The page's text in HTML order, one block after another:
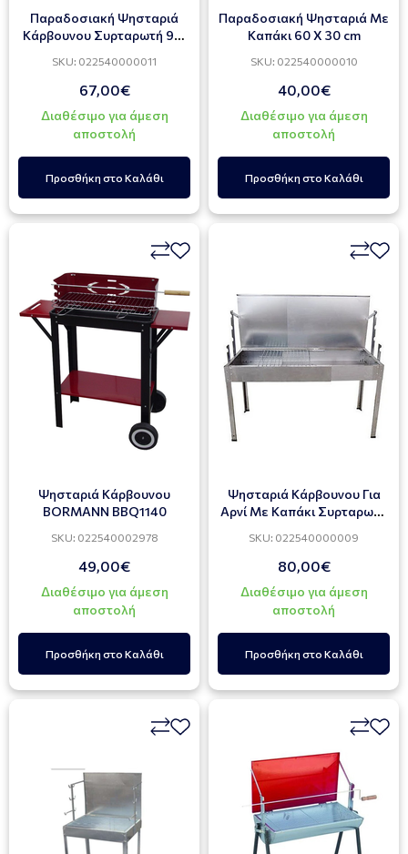
Παραδοσιακή Ψησταριά
Κάρβουνου Συρταρωτή 95-
SKU: 022540000011
67,00€
Διαθέσιμο για άμεση
αποστολή
Προσθήκη στο Καλάθι
Παραδοσιακή Ψησταριά Με
Καπάκι 60 X 30 cm
SKU: 022540000010
40,00€
Διαθέσιμο για άμεση
αποστολή
Προσθήκη στο Καλάθι
Ψησταριά Κάρβουνου
BORMANN BBQ1140
SKU: 022540002978
49,00€
Διαθέσιμο για άμεση
αποστολή
Προσθήκη στο Καλάθι
Ψησταριά Κάρβουνου Για
Αρνί Με Καπάκι Συρταρωτή
SKU: 022540000009
80,00€
Διαθέσιμο για άμεση
αποστολή
Προσθήκη στο Καλάθι